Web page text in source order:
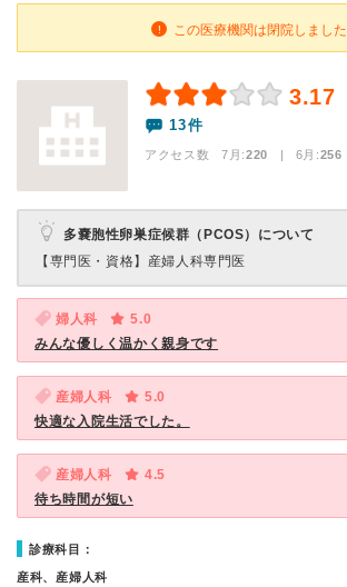
この医療機関は閉院しました
3.17
13件
アクセス数 7月:220 | 6月:256
多嚢胞性卵巣症候群（PCOS）について
【専門医・資格】 産婦人科専門医
婦人科
5.0
みんな優しく温かく親身です
産婦人科
5.0
快適な入院生活でした。
産婦人科
4.5
待ち時間が短い
診療科目：
産科、産婦人科